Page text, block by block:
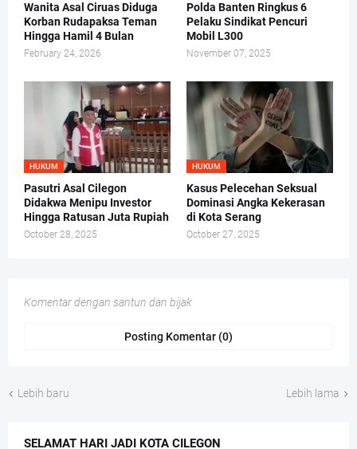
Wanita Asal Ciruas Diduga
Korban Rudapaksa Teman
Hingga Hamil 4 Bulan
February 24, 2026
Polda Banten Ringkus 6
Pelaku Sindikat Pencuri
Mobil L300
November 07, 2025
HUKUM
Pasutri Asal Cilegon
Didakwa Menipu Investor
Hingga Ratusan Juta Rupiah
October 28, 2025
HUKUM
Kasus Pelecehan Seksual
Dominasi Angka Kekerasan
di Kota Serang
October 27, 2025
Komentar dengan santun dan bijak
Posting Komentar (0)
Lebih baru Lebih lama
SELAMAT HARI JADI KOTA CILEGON